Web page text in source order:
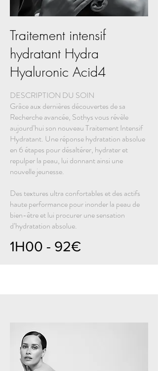
Traitement intensif
hydratant Hydra
Hyaluronic Acid4
DESCRIPTION DU SOIN
Grâce aux dernières découvertes de sa
Recherche avancée, Sothys vous révèle
aujourd’hui son nouveau Traitement Intensif
Hydratant. Une réponse hydratation absolue
en 6 étapes pour désaltérer, hydrater et
repulper la peau, lui donnant ainsi une
nouvelle jeunesse.
Des textures ultra confortables et des actifs
haute performance pour inonder la peau de
bien-être et lui procurer une sensation
d’hydratation absolue.
1H00 - 92€